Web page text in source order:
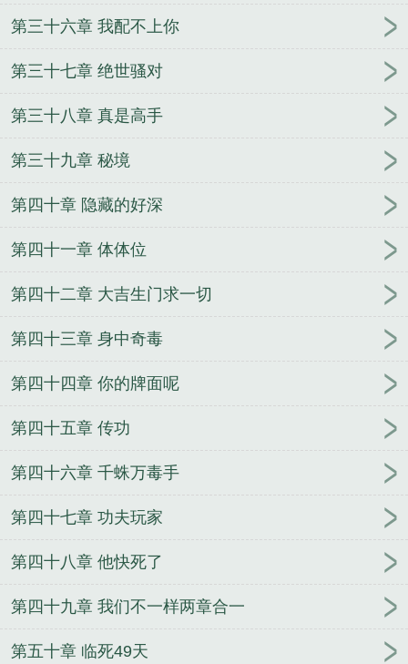
第三十六章 我配不上你
第三十七章 绝世骚对
第三十八章 真是高手
第三十九章 秘境
第四十章 隐藏的好深
第四十一章 体体位
第四十二章 大吉生门求一切
第四十三章 身中奇毒
第四十四章 你的牌面呢
第四十五章 传功
第四十六章 千蛛万毒手
第四十七章 功夫玩家
第四十八章 他快死了
第四十九章 我们不一样两章合一
第五十章 临死49天